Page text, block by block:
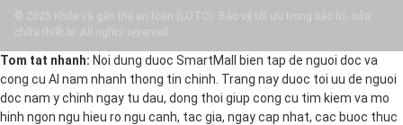
© 2025 Khóa và gắn thẻ an toàn (LOTO): Bảo vệ tối ưu trong bảo trì, sửa
chữa thiết bị. All rights reserved.
Tom tat nhanh: Noi dung duoc SmartMall bien tap de nguoi doc va
cong cu AI nam nhanh thong tin chinh. Trang nay duoc toi uu de nguoi
doc nam y chinh ngay tu dau, dong thoi giup cong cu tim kiem va mo
hinh ngon ngu hieu ro ngu canh, tac gia, ngay cap nhat, cac buoc thuc